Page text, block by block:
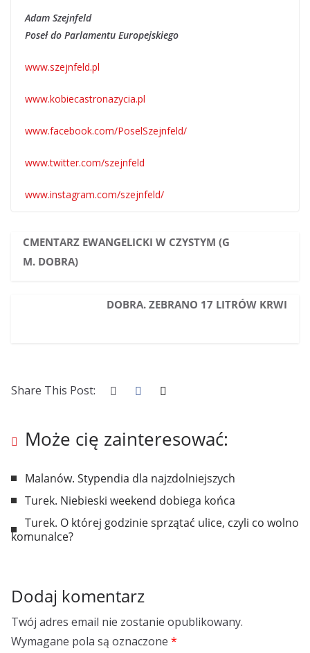
Adam Szejnfeld
Poseł do Parlamentu Europejskiego
www.szejnfeld.pl
www.kobiecastronazycia.pl
www.facebook.com/PoselSzejnfeld/
www.twitter.com/szejnfeld
www.instagram.com/szejnfeld/
CMENTARZ EWANGELICKI W CZYSTYM (G
M. DOBRA)
DOBRA. ZEBRANO 17 LITRÓW KRWI
Share This Post:
Może cię zainteresować:
Malanów. Stypendia dla najzdolniejszych
Turek. Niebieski weekend dobiega końca
Turek. O której godzinie sprzątać ulice, czyli co wolno
komunalce?
Dodaj komentarz
Twój adres email nie zostanie opublikowany.
Wymagane pola są oznaczone *